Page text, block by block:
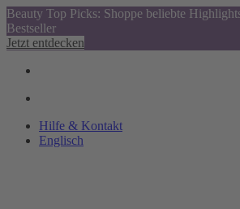
Beauty Top Picks: Shoppe beliebte
Bestseller
Jetzt entdecken
Hilfe & Kontakt
Englisch